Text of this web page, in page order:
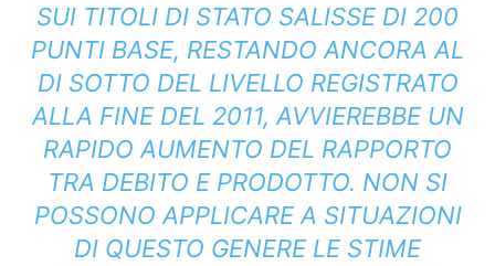
SUI TITOLI DI STATO SALISSE DI 200
PUNTI BASE, RESTANDO ANCORA AL
DI SOTTO DEL LIVELLO REGISTRATO
ALLA FINE DEL 2011, AVVIEREBBE UN
RAPIDO AUMENTO DEL RAPPORTO
TRA DEBITO E PRODOTTO. NON SI
POSSONO APPLICARE A SITUAZIONI
DI QUESTO GENERE LE STIME